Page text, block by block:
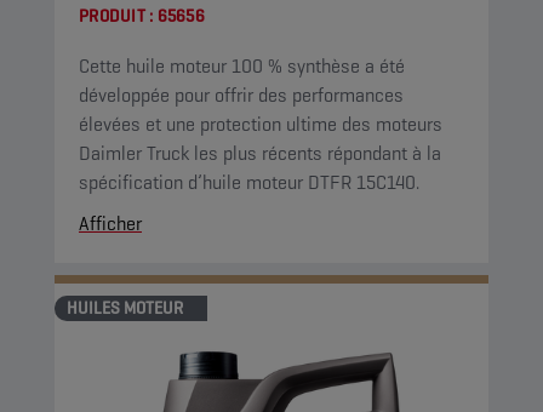
PRODUIT : 65656
Cette huile moteur 100 % synthèse a été
développée pour offrir des performances
élevées et une protection ultime des moteurs
Daimler Truck les plus récents répondant à la
spécification d’huile moteur DTFR 15C140.
Afficher
HUILES MOTEUR